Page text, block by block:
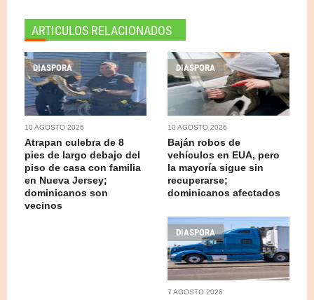
ARTICULOS RELACIONADOS
DIASPORA
10 AGOSTO 2026
Atrapan culebra de 8
pies de largo debajo del
piso de casa con familia
en Nueva Jersey;
dominicanos son
vecinos
DIASPORA
10 AGOSTO 2026
Baján robos de
vehículos en EUA, pero
la mayoría sigue sin
recuperarse;
dominicanos afectados
DIASPORA
7 AGOSTO 2026